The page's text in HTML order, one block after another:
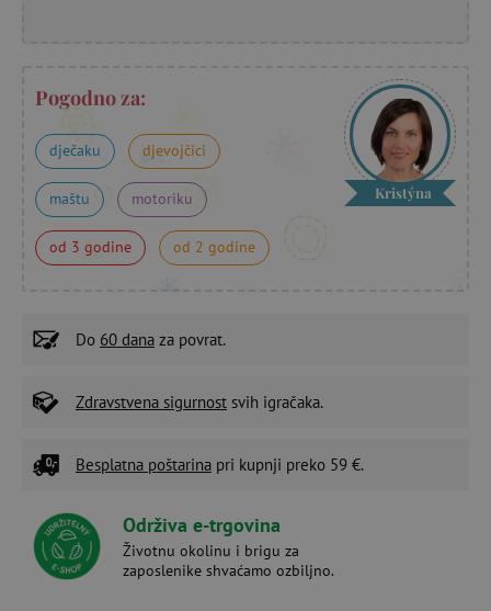
Pogodno za:
dječaku djevojčici
maštu motoriku
od 3 godine od 2 godine
Kristýna
Do 60 dana za povrat.
Zdravstvena sigurnost svih igračaka.
Besplatna poštarina pri kupnji preko 59 €.
Održiva e-trgovina
Životnu okolinu i brigu za
zaposlenike shvaćamo ozbiljno.